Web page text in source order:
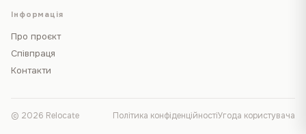
Інформація
Про проєкт
Співпраця
Контакти
© 2026 Relocate Політика конфіденційностіУгода користувача